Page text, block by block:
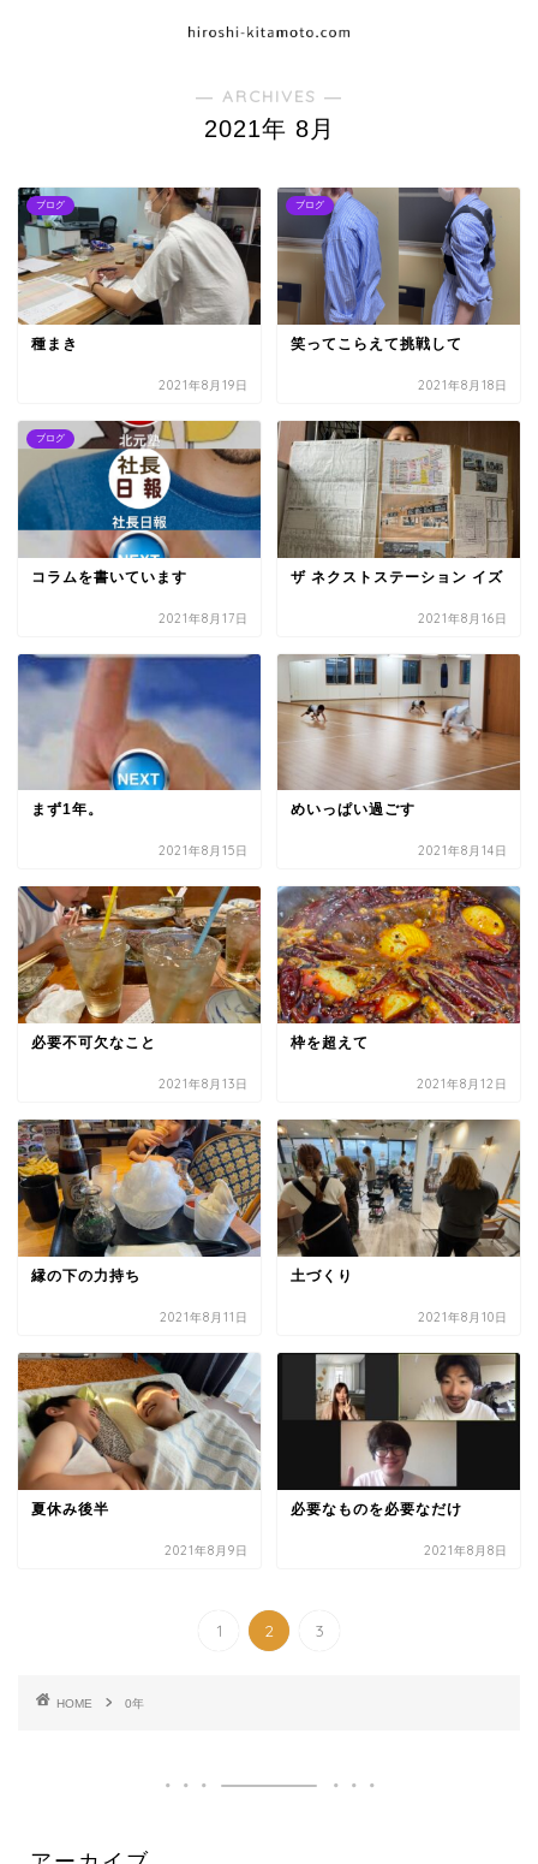
― ARCHIVES ―
2021年 8月
ブログ
種まき
2021年8月19日
ブログ
笑ってこらえて挑戦して
2021年8月18日
ブログ
コラムを書いています
2021年8月17日
ザ ネクストステーション イズ
2021年8月16日
まず1年。
2021年8月15日
めいっぱい過ごす
2021年8月14日
必要不可欠なこと
2021年8月13日
枠を超えて
2021年8月12日
縁の下の力持ち
2021年8月11日
土づくり
2021年8月10日
夏休み後半
2021年8月9日
必要なものを必要なだけ
2021年8月8日
1 2 3
HOME 0年